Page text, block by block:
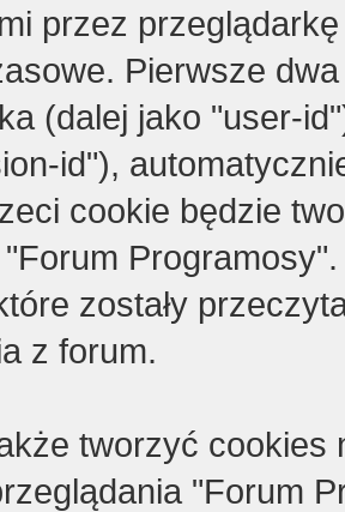
przez
Pierwsze
(dalej jako "user-
id"),
cookie będzie
zostały
z forum.
tworzyć cookies
"Forum